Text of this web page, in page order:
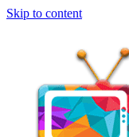
Skip to content